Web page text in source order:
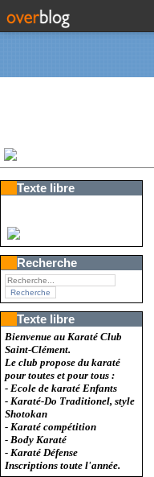
Texte libre
Recherche
Texte libre
Bienvenue au Karaté Club
Saint-Clément.
Le club propose du karaté
pour toutes et pour tous :
- Ecole de karaté Enfants
- Karaté-Do Traditionel, style
Shotokan
- Karaté compétition
- Body Karaté
- Karaté Défense
Inscriptions toute l'année.